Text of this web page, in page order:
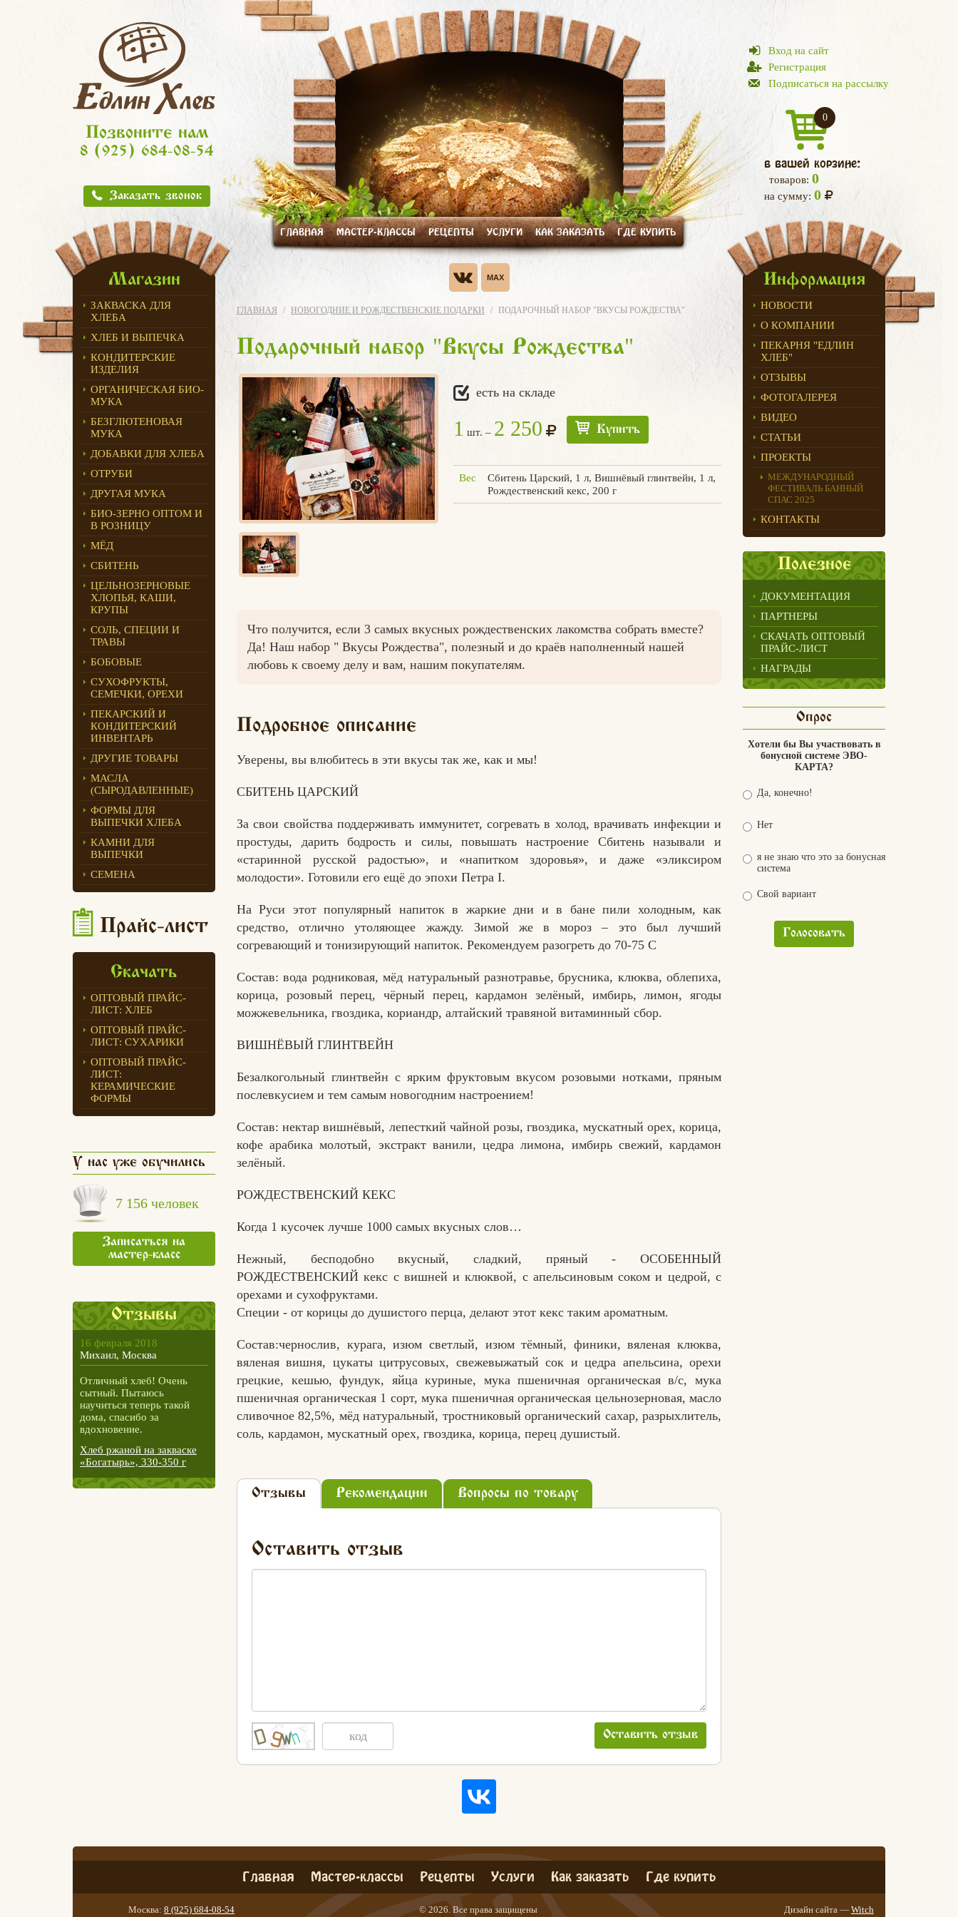
Едлин Хлеб
Позвоните нам
8 (925) 684-08-54
Заказать звонок
Вход на сайт
Регистрация
Подписаться на рассылку
0
в вашей корзине:
товаров: 0
на сумму: 0
ГЛАВНАЯ МАСТЕР-КЛАССЫ РЕЦЕПТЫ УСЛУГИ КАК ЗАКАЗАТЬ ГДЕ КУПИТЬ
Магазин
ЗАКВАСКА ДЛЯ
ХЛЕБА
ХЛЕБ И ВЫПЕЧКА
КОНДИТЕРСКИЕ
ИЗДЕЛИЯ
ОРГАНИЧЕСКАЯ БИО-
МУКА
БЕЗГЛЮТЕНОВАЯ
МУКА
ДОБАВКИ ДЛЯ ХЛЕБА
ОТРУБИ
ДРУГАЯ МУКА
БИО-ЗЕРНО ОПТОМ И
В РОЗНИЦУ
МЁД
СБИТЕНЬ
ЦЕЛЬНОЗЕРНОВЫЕ
ХЛОПЬЯ, КАШИ,
КРУПЫ
СОЛЬ, СПЕЦИИ И
ТРАВЫ
БОБОВЫЕ
СУХОФРУКТЫ,
СЕМЕЧКИ, ОРЕХИ
ПЕКАРСКИЙ И
КОНДИТЕРСКИЙ
ИНВЕНТАРЬ
ДРУГИЕ ТОВАРЫ
МАСЛА
(СЫРОДАВЛЕННЫЕ)
ФОРМЫ ДЛЯ
ВЫПЕЧКИ ХЛЕБА
КАМНИ ДЛЯ
ВЫПЕЧКИ
СЕМЕНА
Прайс-лист
Скачать
ОПТОВЫЙ ПРАЙС-
ЛИСТ: ХЛЕБ
ОПТОВЫЙ ПРАЙС-
ЛИСТ: СУХАРИКИ
ОПТОВЫЙ ПРАЙС-
ЛИСТ:
КЕРАМИЧЕСКИЕ
ФОРМЫ
У нас уже обучились
7 156 человек
Записаться на
мастер-класс
Отзывы
16 февраля 2018
Михаил, Москва
Отличный хлеб! Очень
сытный. Пытаюсь
научиться теперь такой
дома, спасибо за
вдохновение.
Хлеб ржаной на закваске
«Богатырь», 330-350 г
Информация
НОВОСТИ
О КОМПАНИИ
ПЕКАРНЯ "ЕДЛИН
ХЛЕБ"
ОТЗЫВЫ
ФОТОГАЛЕРЕЯ
ВИДЕО
СТАТЬИ
ПРОЕКТЫ
МЕЖДУНАРОДНЫЙ
ФЕСТИВАЛЬ БАННЫЙ
СПАС 2025
КОНТАКТЫ
Полезное
ДОКУМЕНТАЦИЯ
ПАРТНЕРЫ
СКАЧАТЬ ОПТОВЫЙ
ПРАЙС-ЛИСТ
НАГРАДЫ
Опрос
Хотели бы Вы участвовать в
бонусной системе ЭВО-
КАРТА?
Да, конечно!
Нет
я не знаю что это за бонусная
система
Свой вариант
Голосовать
Вконтакте
Max
ГЛАВНАЯ НОВОГОДНИЕ И РОЖДЕСТВЕНСКИЕ ПОДАРКИ ПОДАРОЧНЫЙ НАБОР "ВКУСЫ РОЖДЕСТВА"
Подарочный набор "Вкусы Рождества"
есть на складе
1 шт. – 2 250 Купить
Вес
Сбитень Царский, 1 л, Вишнёвый глинтвейн, 1 л,
Рождественский кекс, 200 г
Что получится, если 3 самых вкусных рождественских лакомства собрать вместе?
Да! Наш набор " Вкусы Рождества", полезный и до краёв наполненный нашей
любовь к своему делу и вам, нашим покупателям.
Подробное описание
Уверены, вы влюбитесь в эти вкусы так же, как и мы!
СБИТЕНЬ ЦАРСКИЙ
За свои свойства поддерживать иммунитет, согревать в холод, врачивать инфекции и
простуды, дарить бодрость и силы, повышать настроение Сбитень называли и
«старинной русской радостью», и «напитком здоровья», и даже «эликсиром
молодости». Готовили его ещё до эпохи Петра I.
На Руси этот популярный напиток в жаркие дни и в бане пили холодным, как
средство, отлично утоляющее жажду. Зимой же в мороз – это был лучший
согревающий и тонизирующий напиток. Рекомендуем разогреть до 70-75 С
Состав: вода родниковая, мёд натуральный разнотравье, брусника, клюква, облепиха,
корица, розовый перец, чёрный перец, кардамон зелёный, имбирь, лимон, ягоды
можжевельника, гвоздика, кориандр, алтайский травяной витаминный сбор.
ВИШНЁВЫЙ ГЛИНТВЕЙН
Безалкогольный глинтвейн с ярким фруктовым вкусом розовыми нотками, пряным
послевкусием и тем самым новогодним настроением!
Состав: нектар вишнёвый, лепесткий чайной розы, гвоздика, мускатный орех, корица,
кофе арабика молотый, экстракт ванили, цедра лимона, имбирь свежий, кардамон
зелёный.
РОЖДЕСТВЕНСКИЙ КЕКС
Когда 1 кусочек лучше 1000 самых вкусных слов…
Нежный, бесподобно вкусный, сладкий, пряный - ОСОБЕННЫЙ
РОЖДЕСТВЕНСКИЙ кекс с вишней и клюквой, с апельсиновым соком и цедрой, с
орехами и сухофруктами.
Специи - от корицы до душистого перца, делают этот кекс таким ароматным.
Состав:чернослив, курага, изюм светлый, изюм тёмный, финики, вяленая клюква,
вяленая вишня, цукаты цитрусовых, свежевыжатый сок и цедра апельсина, орехи
грецкие, кешью, фундук, яйца куриные, мука пшеничная органическая в/с, мука
пшеничная органическая 1 сорт, мука пшеничная органическая цельнозерновая, масло
сливочное 82,5%, мёд натуральный, тростниковый органический сахар, разрыхлитель,
соль, кардамон, мускатный орех, гвоздика, корица, перец душистый.
Отзывы Рекомендации Вопросы по товару
Оставить отзыв
Оставить отзыв
Главная Мастер-классы Рецепты Услуги Как заказать Где купить
Москва: 8 (925) 684-08-54
© 2026. Все права защищены Дизайн сайта — Witch